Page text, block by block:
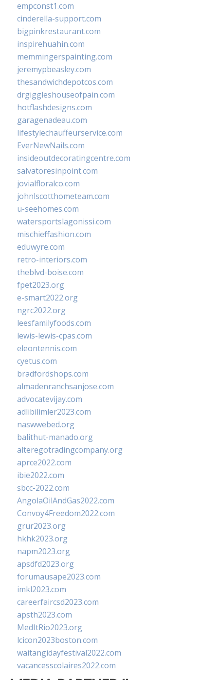
empconst1.com
cinderella-support.com
bigpinkrestaurant.com
inspirehuahin.com
memmingerspainting.com
jeremypbeasley.com
thesandwichdepotcos.com
drgiggleshouseofpain.com
hotflashdesigns.com
garagenadeau.com
lifestylechauffeurservice.com
EverNewNails.com
insideoutdecoratingcentre.com
salvatoresinpoint.com
jovialfloralco.com
johnlscotthometeam.com
u-seehomes.com
watersportslagonissi.com
mischieffashion.com
eduwyre.com
retro-interiors.com
theblvd-boise.com
fpet2023.org
e-smart2022.org
ngrc2022.org
leesfamilyfoods.com
lewis-lewis-cpas.com
eleontennis.com
cyetus.com
bradfordshops.com
almadenranchsanjose.com
advocatevijay.com
adlibilimler2023.com
naswwebed.org
balithut-manado.org
alteregotradingcompany.org
aprce2022.com
ibie2022.com
sbcc-2022.com
AngolaOilAndGas2022.com
Convoy4Freedom2022.com
grur2023.org
hkhk2023.org
napm2023.org
apsdfd2023.org
forumausape2023.com
imkl2023.com
careerfaircsd2023.com
apsth2023.com
MedItRio2023.org
lcicon2023boston.com
waitangidayfestival2022.com
vacancesscolaires2022.com